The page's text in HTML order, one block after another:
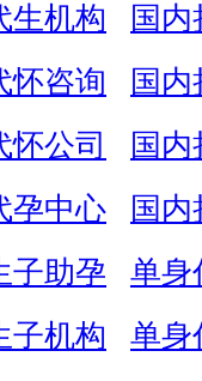
生机构
国内
怀咨询
国
怀公司
国
孕中心
国
子助孕
单身
子机构
单身